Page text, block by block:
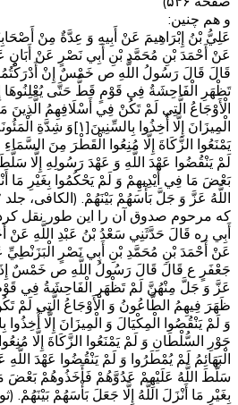
و هم چنین:
عَلِيُّ بْنُ إِبْرَاهِيمَ عَنْ أَبِيهِ وَ عِدَّةٌ مِنْ
عَنْ أَحْمَدَ بْنِ مُحَمَّدِ بْنِ أَبِي نَصْرٍ عَنْ
قَالَ قَالَ رَسُولُ اللَّهِ ص‏ خَمْسٌ إِنْ
تَظْهَرِ الْفَاحِشَةُ فِي قَوْمٍ قَطُّ حَتَّى يُعْلِنُوهَا
الْأَوْجَاعُ الَّتِي لَمْ تَكُنْ فِي أَسْلَافِهِمُ الَّذِينَ
الْمِيزَانَ إِلَّا أُخِذُوا
يَمْنَعُوا الزَّكَاةَ إِلَّا مُنِعُوا الْقَطْرَ مِنَ
لَمْ يَنْقُضُوا عَهْدَ اللَّهِ وَ عَهْدَ رَسُولِهِ إِلَّا
بَعْضَ مَا فِي أَيْدِيهِمْ وَ لَمْ يَحْكُمُوا بِغَيْرِ مَا
اللَّهُ عَزَّ وَ جَلَّ بَأْسَهُمْ بَيْنَهُمْ. (الکافی، جلد ۲، صفحه ۳۷۳)
که مرحوم صدوق آن را این طور نقل
أَبِي ره قَالَ حَدَّثَنِي سَعْدُ بْنُ عَبْدِ اللَّهِ
عَنْ أَحْمَدَ بْنِ مُحَمَّدِ بْنِ أَبِي نَصْرٍ الْبَزَنْطِيِّ
جَعْفَرٍ ع قَالَ قَالَ رَسُولُ اللَّهِ ص‏ خَمْسٌ إِذَا
عَزَّ وَ جَلَّ مِنْهُنَّ لَمْ تَظْهَرِ الْفَاحِشَةُ فِي قَوْمٍ
ظَهَرَ فِيهِمُ الطَّاعُونُ وَ الْأَوْجَاعُ الَّتِي لَمْ
وَ لَمْ يَنْقُصُوا الْمِكْيَالَ وَ الْمِيزَانَ إِلَّا
جَوْرِ السُّلْطَانِ وَ لَمْ يَمْنَعُوا الزَّكَاةَ إِلَّا
الْبَهَائِمُ لَمْ يُمْطَرُوا وَ لَمْ يَنْقُضُوا عَهْدَ
سَلَّطَ اللَّهُ عَلَيْهِمْ عَدُوَّهُمْ فَأَخَذُوهُمْ بَعْضَ
بِغَيْرِ مَا أَنْزَلَ اللَّهُ إِلَّا جَعَلَ بَأْسَهُمْ بَيْنَهُمْ.